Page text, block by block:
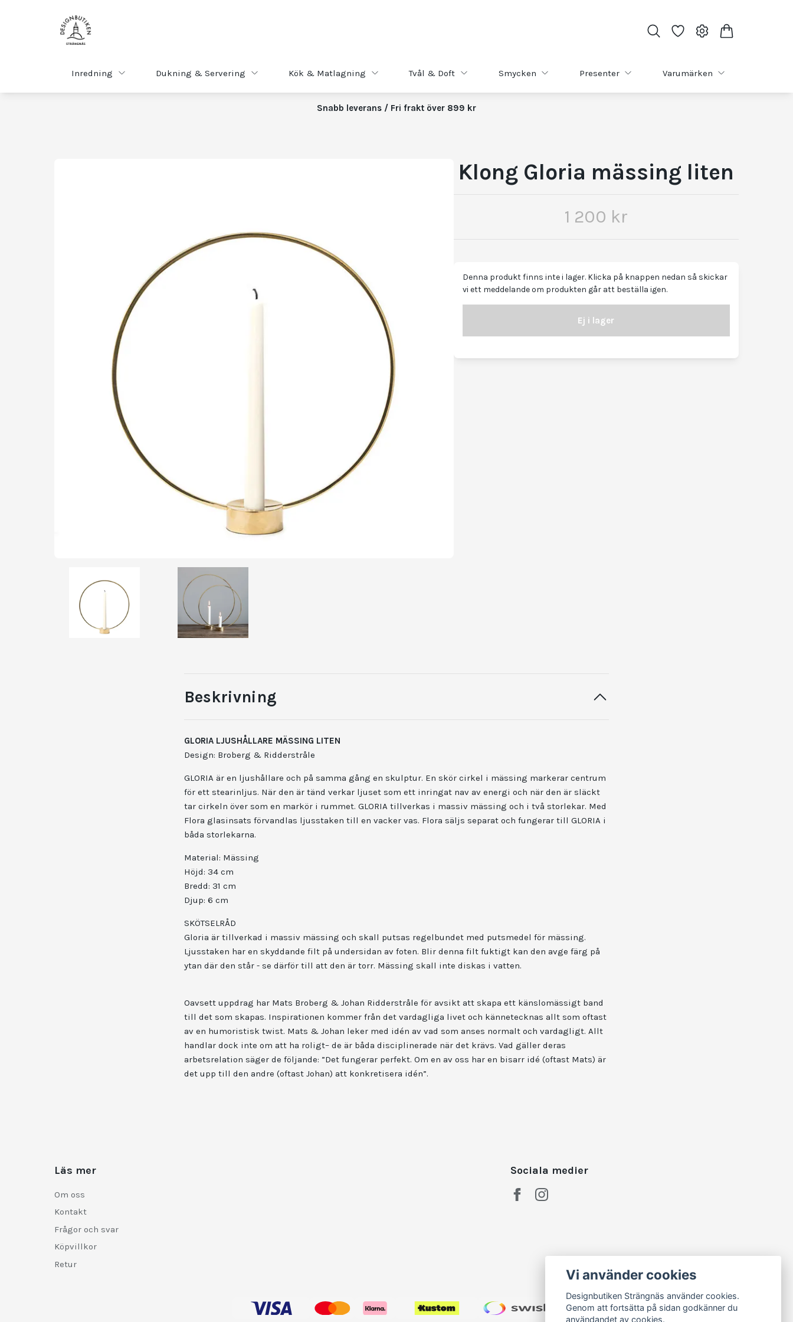
Inredning Dukning & Servering Kök & Matlagning Tvål & Doft Smycken Presenter Varumärken
Snabb leverans / Fri frakt över 899 kr
Klong Gloria mässing liten
1 200 kr
Denna produkt finns inte i lager. Klicka på knappen nedan så skickar
vi ett meddelande om produkten går att beställa igen.
Ej i lager
Beskrivning
GLORIA LJUSHÅLLARE MÄSSING LITEN
Design: Broberg & Ridderstråle
GLORIA är en ljushållare och på samma gång en skulptur. En skör cirkel i mässing markerar centrum
för ett stearinljus. När den är tänd verkar ljuset som ett inringat nav av energi och när den är släckt
tar cirkeln över som en markör i rummet. GLORIA tillverkas i massiv mässing och i två storlekar. Med
Flora glasinsats förvandlas ljusstaken till en vacker vas. Flora säljs separat och fungerar till GLORIA i
båda storlekarna.
Material: Mässing
Höjd: 34 cm
Bredd: 31 cm
Djup: 6 cm
SKÖTSELRÅD
Gloria är tillverkad i massiv mässing och skall putsas regelbundet med putsmedel för mässing.
Ljusstaken har en skyddande filt på undersidan av foten. Blir denna filt fuktigt kan den avge färg på
ytan där den står - se därför till att den är torr. Mässing skall inte diskas i vatten.
Oavsett uppdrag har Mats Broberg & Johan Ridderstråle för avsikt att skapa ett känslomässigt band
till det som skapas. Inspirationen kommer från det vardagliga livet och kännetecknas allt som oftast
av en humoristisk twist. Mats & Johan leker med idén av vad som anses normalt och vardagligt. Allt
handlar dock inte om att ha roligt– de är båda disciplinerade när det krävs. Vad gäller deras
arbetsrelation säger de följande: ”Det fungerar perfekt. Om en av oss har en bisarr idé (oftast Mats) är
det upp till den andre (oftast Johan) att konkretisera idén”.
Läs mer
Om oss
Kontakt
Frågor och svar
Köpvillkor
Retur
Sociala medier
Vi använder cookies
Designbutiken Strängnäs använder cookies.
Genom att fortsätta på sidan godkänner du
användandet av cookies.